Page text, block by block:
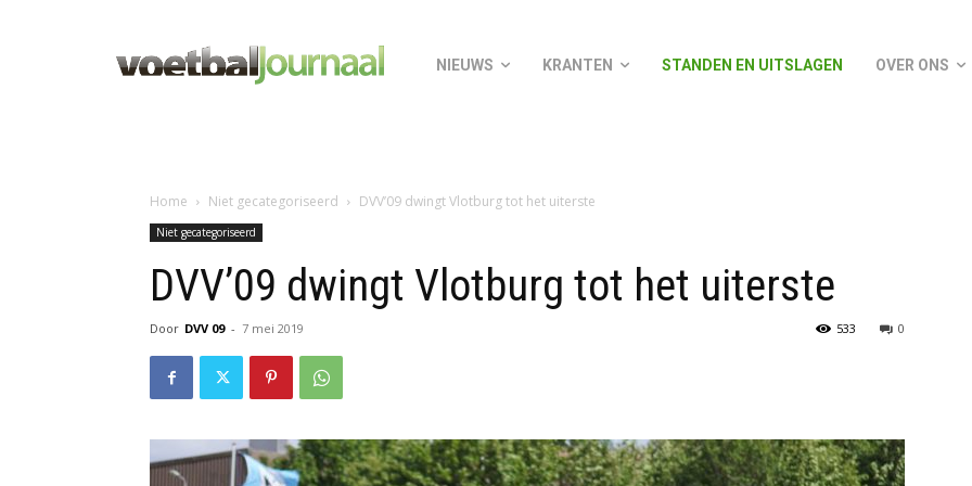
NIEUWS KRANTEN STANDEN EN UITSLAGEN OVER ONS
Home Niet gecategoriseerd DVV’09 dwingt Vlotburg tot het uiterste
Niet gecategoriseerd
DVV’09 dwingt Vlotburg tot het uiterste
Door DVV 09 - 7 mei 2019 0
533